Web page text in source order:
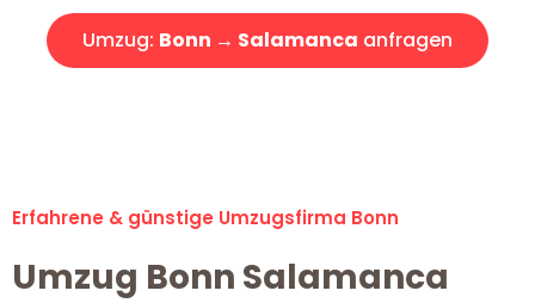
Umzug: Bonn → Salamanca anfragen
Erfahrene & günstige Umzugsfirma Bonn
Umzug Bonn Salamanca